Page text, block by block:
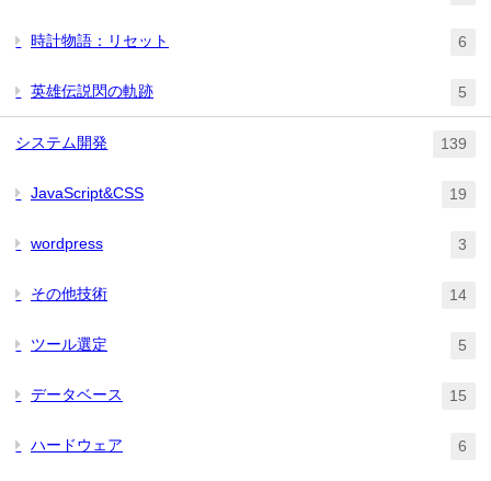
時計物語：リセット 6
英雄伝説閃の軌跡 5
システム開発 139
JavaScript&CSS 19
wordpress 3
その他技術 14
ツール選定 5
データベース 15
ハードウェア 6